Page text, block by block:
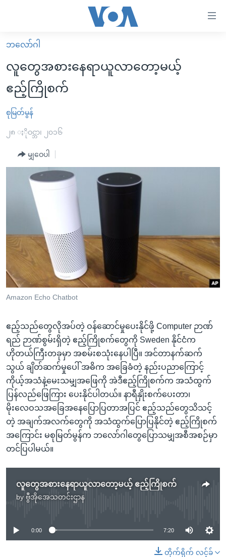
လွယ်ကူ
စေ
သည့်
Link
များ
ပင်မ
ညွန်း
စာမျက်နှာ
သို့
ကျော်
ကြည့်
ရှာဖွေ
ရန်
နေရာ
သို့
ကျော်
ရန်
မြန်မာ
ကမ္ဘာ့သတင်းများ
နိုင်ငံတကာ
အစ္စရေး-ပါလက်စတိုင်း
ဗွီဒီယို
သတင်းလွတ်လပ်ခွင့်
အင်္ဂလိပ်စာလေ့လာမယ်
အမေရိကန်သုံးအီဒီယံ
မကြေးမုံရဲ့ အင်္ဂလိပ်စာ
ရုပ်ရှင်ထဲက အင်္ဂလိပ်စာ
သုတပဒေသာ အင်္ဂလိပ်စာ
အပတ်စဉ်ကဏ္ဍများ
ရေဒီယို
ရေဒီယိုနှင့်ရုပ်သံ အချက်အလက်များ
ရေဒီယို/တီဗွီအစီအစဉ်
Learning English
ဗွီအိုအေ လူမှုကွန်ယက်များ
ဘာသာစကားများ
ဘလော်ဂါ
လူတွေအစားနေရာယူလာတော့မယ့်
ဧည့်ကြိုစက်
စုမြတ်မွန်
၂၈ ႏိုဝင္ဘာ၊ ၂၀၁၆
မျှဝေပါ
Amazon Echo Chatbot
ဧည့်သည်တွေလိုအပ်တဲ့ ဝန်ဆောင်မှုပေးနိုင်ဖို့ Computer ဉာဏ်
ရည် ဉာဏ်စွမ်းရှိတဲ့ ဧည့်ကြိုစက်တွေကို Sweden နိုင်ငံက
ဟိုတယ်ကြီးတခုမှာ အစမ်းစသုံးနေပါပြီ။ အင်တာနက်ဆက်
သွယ် ချိတ်ဆက်မှုပေါ် အဓိက အခြေခံတဲ့ နည်းပညာကြောင့်
ကိုယ့်အသံနဲ့မေးသမျှအဖြေကို အဲဒီဧည့်ကြိုစက်က အသံထွက်
ပြန်လည်ဖြေကြား ပေးနိုင်ပါတယ်။ နာရီနှိုးစက်ပေးတာ၊
မိုးလေဝသအခြေအနေပြောပြတာအပြင် ဧည့်သည်တွေသိသင့်
တဲ့ အချက်အလက်တွေကို အသံထွက်ပြောပြနိုင်တဲ့ ဧည့်ကြိုစက်
အကြောင်း မစုမြတ်မွန်က ဘလော်ဂါတွေပြောသမျှအစီအစဉ်မှာ
တင်ပြပါမယ်။
လူတွေအစားနေရာယူလာတော့မယ့် ဧည့်ကြိုစက်
by ဗွီအိုအေသတင်းဌာန
No media source currently available
0:00 7:20
တိုက်ရိုက် လင့်ခ်